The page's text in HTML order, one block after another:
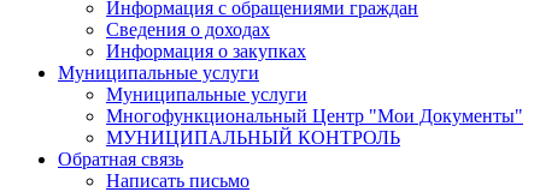
Информация с обращениями граждан
Сведения о доходах
Информация о закупках
Муниципальные услуги
Муниципальные услуги
Многофункциональный Центр "Мои Документы"
МУНИЦИПАЛЬНЫЙ КОНТРОЛЬ
Обратная связь
Написать письмо